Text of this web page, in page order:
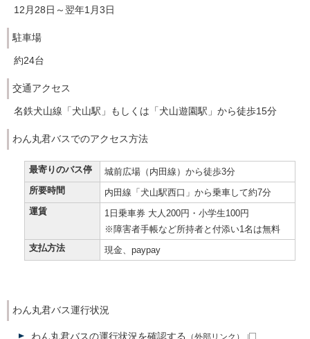
12月28日～翌年1月3日
駐車場
約24台
交通アクセス
名鉄犬山線「犬山駅」もしくは「犬山遊園駅」から徒歩15分
わん丸君バスでのアクセス方法
最寄りのバス停
城前広場（内田線）から徒歩3分
所要時間
内田線「犬山駅西口」から乗車して約7分
運賃
1日乗車券 大人200円・小学生100円
※障害者手帳など所持者と付添い1名は無料
支払方法
現金、paypay
わん丸君バス運行状況
わん丸君バスの運行状況を確認する （外部リンク）